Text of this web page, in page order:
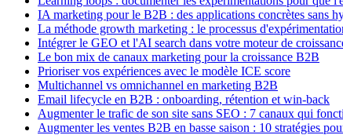
IA marketing pour le B2B : des applications concrètes sans
La méthode growth marketing : le processus
Intégrer le GEO et l'AI search dans votre moteur de
Le bon mix de canaux marketing pour la croissance B2B
Prioriser vos expériences avec le modèle ICE score
Multichannel vs omnichannel en marketing B2B
Email lifecycle en B2B : onboarding, rétention et win-back
Augmenter le trafic de son site sans SEO : 7 canaux qui
Augmenter les ventes B2B en basse saison : 10 stratégies